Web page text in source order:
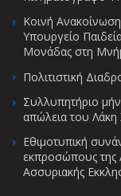
Κοινή
Υπουργείο
Μονάδας στη
Πολιτιστική
Συλλυπητήριο
απώλεια του Λάκη
Εθιμοτυπική
εκπροσώπους της
Ασσυριακής